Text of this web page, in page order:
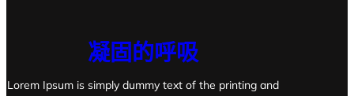
凝固的呼吸
Lorem Ipsum is simply dummy text of the printing and